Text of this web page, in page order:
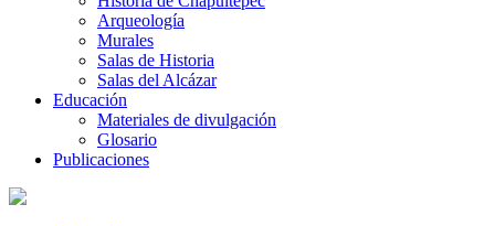
Arqueología
Murales
Salas de Historia
Salas del Alcázar
Educación
Materiales de divulgación
Glosario
Publicaciones